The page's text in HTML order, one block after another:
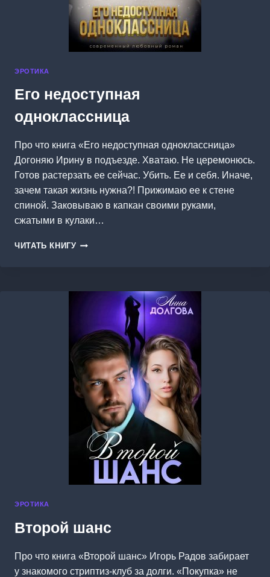
ЭРОТИКА
Его недоступная
одноклассница
Про что книга «Его недоступная одноклассница»
Догоняю Ирину в подъезде. Хватаю. Не церемонюсь.
Готов растерзать ее сейчас. Убить. Ее и себя. Иначе,
зачем такая жизнь нужна?! Прижимаю ее к стене
спиной. Заковываю в капкан своими руками,
сжатыми в кулаки…
ЧИТАТЬ КНИГУ ЕГО
ЭРОТИКА
Второй шанс
Про что книга «Второй шанс» Игорь Радов забирает
у знакомого стриптиз-клуб за долги. «Покупка» не